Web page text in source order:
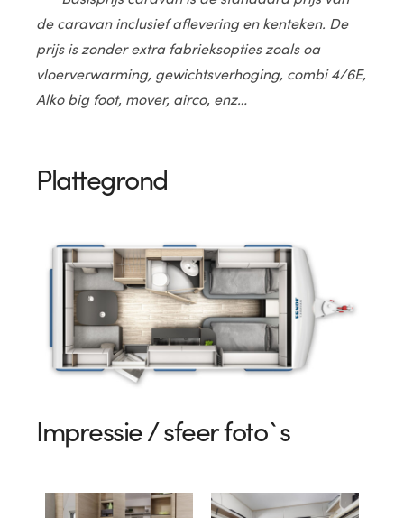
de caravan inclusief aflevering en kenteken. De
prijs is zonder extra fabrieksopties zoals oa
vloerverwarming, gewichtsverhoging, combi 4/6E,
Alko big foot, mover, airco, enz…
Plattegrond
Impressie / sfeer foto`s